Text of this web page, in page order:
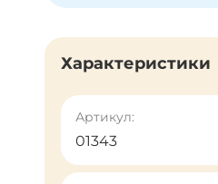
Характеристики
Артикул:
01343